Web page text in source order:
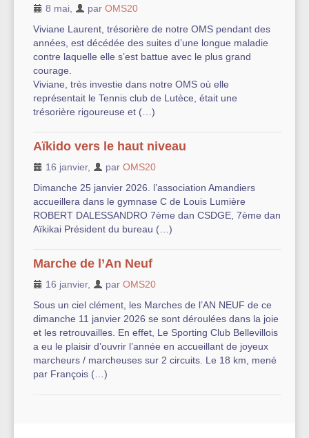
8 mai par OMS20
Viviane Laurent, trésorière de notre OMS pendant des
années, est décédée des suites d’une longue maladie
contre laquelle elle s’est battue avec le plus grand
courage.
Viviane, très investie dans notre OMS où elle
représentait le Tennis club de Lutèce, était une
trésorière rigoureuse et (…)
Aïkido vers le haut niveau
16 janvier, par OMS20
Dimanche 25 janvier 2026. l’association Amandiers
accueillera dans le gymnase C de Louis Lumière
ROBERT DALESSANDRO 7ème dan CSDGE, 7ème dan
Aïkikai Président du bureau (…)
Marche de l’An Neuf
16 janvier, par OMS20
Sous un ciel clément, les Marches de l’AN NEUF de ce
dimanche 11 janvier 2026 se sont déroulées dans la joie
et les retrouvailles. En effet, Le Sporting Club Bellevillois
a eu le plaisir d’ouvrir l’année en accueillant de joyeux
marcheurs / marcheuses sur 2 circuits. Le 18 km, mené
par François (…)